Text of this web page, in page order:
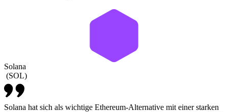
Solana
(SOL)
Solana hat sich als wichtige Ethereum-Alternative mit einer starken